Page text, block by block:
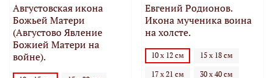
Августовская икона
Божьей Матери
(Августово Явление
Божией Матери на
войне).
Евгений Родионов.
Икона мученика воина
на холсте.
10 х 12 см 15 х 18 см
17 х 21 см 30 х 40 см